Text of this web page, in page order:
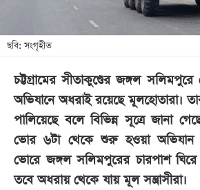
তথ্যপ্রযুক্তি
বিভাগ
ছবি
ভিডিও
ছবি: সংগৃহীত
চট্টগ্রামের সীতাকুণ্ডের জঙ্গল
অভিযানে অধরাই রয়েছে মূলহোতারা।
পালিয়েছে বলে বিভিন্ন সূত্রে জানা
ভোর ৬টা থেকে শুরু হওয়া অভিযান
ভোরে জঙ্গল সলিমপুরের চারপাশ ঘিরে
তবে অধরায় থেকে যায় মূল সন্ত্রাসীরা।